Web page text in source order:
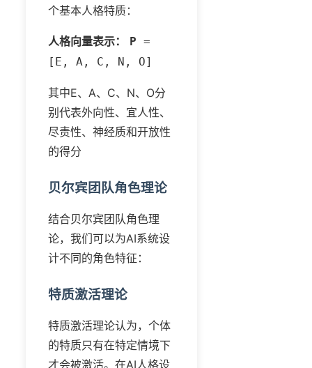
个基本人格特质：
人格向量表示： P =
[E, A, C, N, O]
其中E、A、C、N、O分
别代表外向性、宜人性、
尽责性、神经质和开放性
的得分
贝尔宾团队角色理论
结合贝尔宾团队角色理
论，我们可以为AI系统设
计不同的角色特征：
特质激活理论
特质激活理论认为，个体
的特质只有在特定情境下
才会被激活。在AI人格设